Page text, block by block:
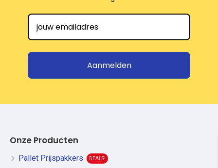
Aanmelden
Onze Producten
Pallet Prijspakkers DEALS!